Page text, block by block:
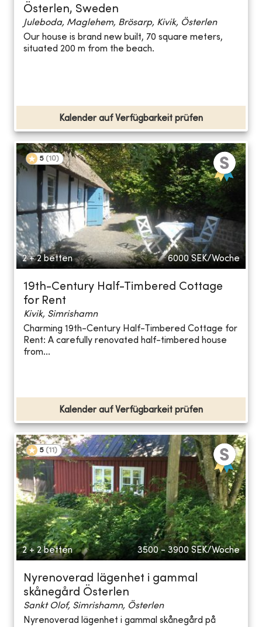
Österlen, Sweden
Juleboda, Maglehem, Brösarp, Kivik, Österlen
Our house is brand new built, 70 square meters,
situated 200 m from the beach.
Kalender auf Verfügbarkeit prüfen
5 (10)
2 + 2 betten 6000 SEK/Woche
19th-Century Half-Timbered Cottage
for Rent
Kivik, Simrishamn
Charming 19th-Century Half-Timbered Cottage for
Rent: A carefully renovated half-timbered house
from...
Kalender auf Verfügbarkeit prüfen
5 (11 )
2 + 2 betten 3500 - 3900 SEK/Woche
Nyrenoverad lägenhet i gammal
skånegård Österlen
Sankt Olof, Simrishamn, Österlen
Nyrenoverad lägenhet i gammal skånegård på